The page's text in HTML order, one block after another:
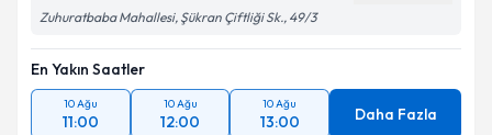
Zuhuratbaba Mahallesi, Şükran Çiftliği Sk., 49/3
En Yakın Saatler
10 Ağu
11:00
10 Ağu
12:00
10 Ağu
13:00 Daha Fazla